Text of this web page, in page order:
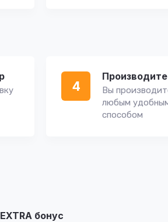
4
Вы
любым
способом
EXTRA бонус